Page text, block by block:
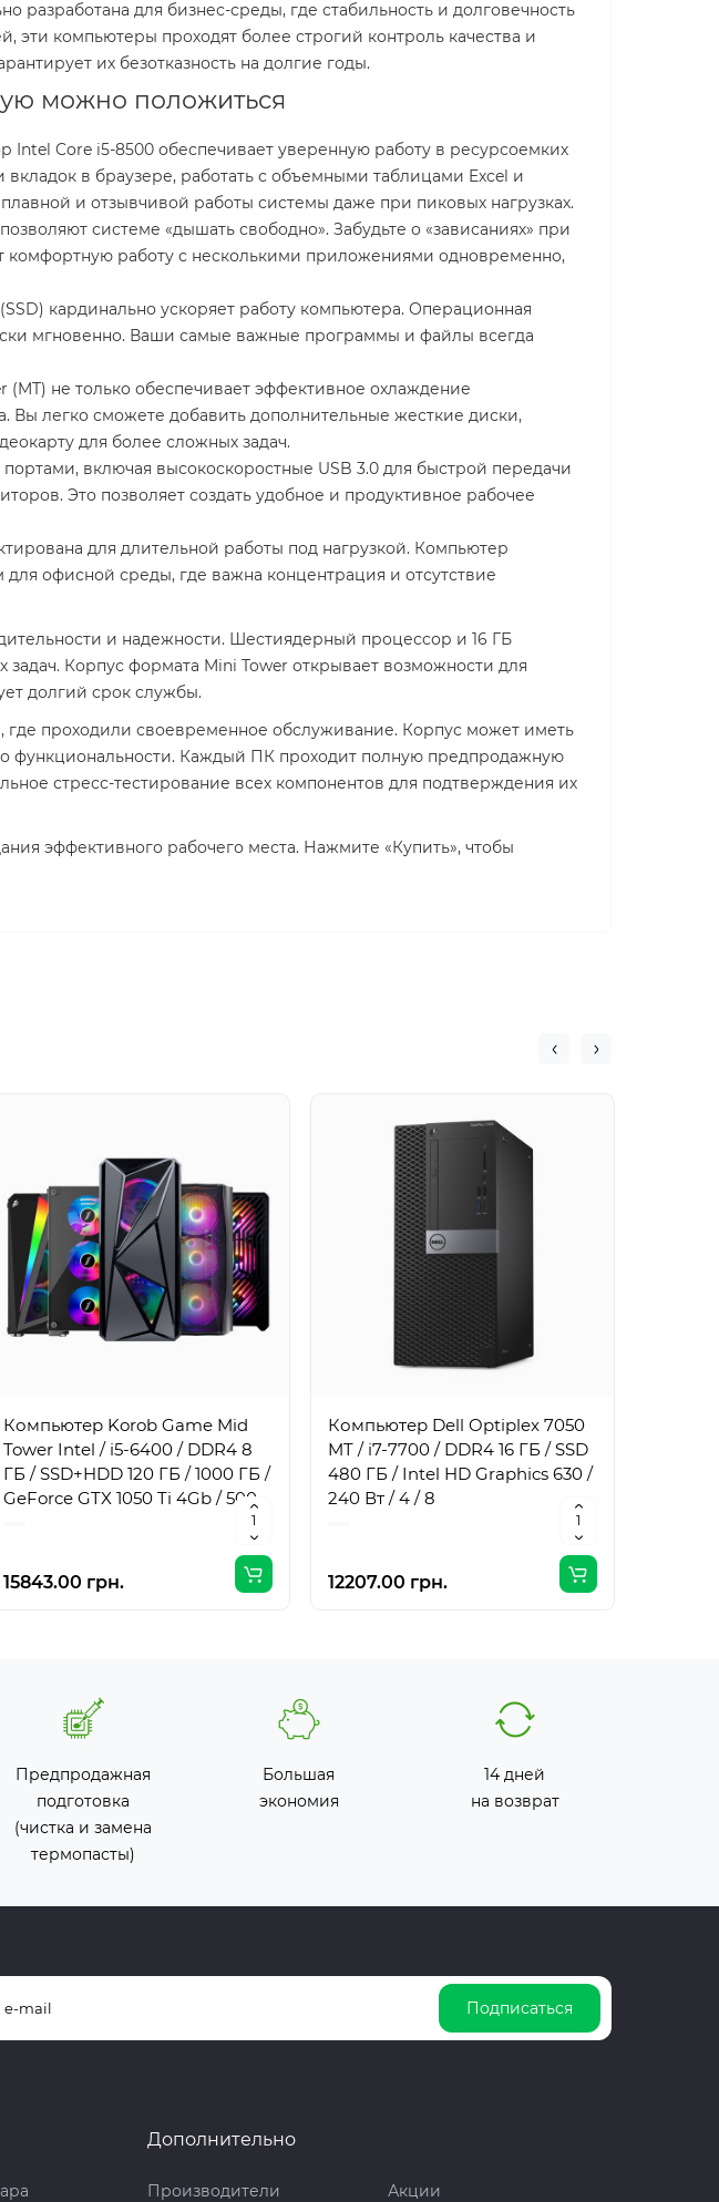
для бизнес-среды, где стабильность и долговечность
компьютеры проходят более строгий контроль качества и
их безотказность на долгие годы.
можно положиться
Core i5-8500 обеспечивает уверенную работу в ресурсоемких
в браузере, работать с объемными таблицами Excel и
и отзывчивой работы системы даже при пиковых нагрузках.
системе «дышать свободно». Забудьте о «зависаниях» при
работу с несколькими приложениями одновременно,
кардинально ускоряет работу компьютера. Операционная
мгновенно. Ваши самые важные программы и файлы всегда
не только обеспечивает эффективное охлаждение
Вы легко сможете добавить дополнительные жесткие диски,
для более сложных задач.
включая высокоскоростные USB 3.0 для быстрой передачи
Это позволяет создать удобное и продуктивное рабочее
для длительной работы под нагрузкой. Компьютер
офисной среды, где важна концентрация и отсутствие
и надежности. Шестиядерный процессор и 16 ГБ
Корпус формата Mini Tower открывает возможности для
долгий срок службы.
проходили своевременное обслуживание. Корпус может иметь
функциональности. Каждый ПК проходит полную предпродажную
стресс-тестирование всех компонентов для подтверждения их
эффективного рабочего места. Нажмите «Купить», чтобы
Компьютер Korob Game Mid
Tower Intel / i5-6400 / DDR4 8
ГБ / SSD+HDD 120 ГБ / 1000 ГБ /
GeForce GTX 1050 Ti 4Gb / 500
15843.00 грн.
Компьютер Dell Optiplex 7050
MT / i7-7700 / DDR4 16 ГБ / SSD
480 ГБ / Intel HD Graphics 630 /
240 Вт / 4 / 8
12207.00 грн.
Предпродажная
подготовка
(чистка и замена
термопасты)
Большая
экономия
14 дней
на возврат
Подписаться
Дополнительно
Производители Акции